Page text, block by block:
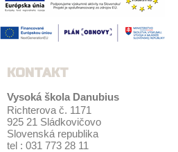
KONTAKT
Vysoká škola Danubius
Richterova č. 1171
925 21 Sládkovičovo
Slovenská republika
tel : 031 773 28 11